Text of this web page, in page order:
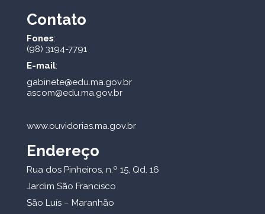
Contato
Fones:
(98) 3194-7791
E-mail:
gabinete@edu.ma.gov.br
ascom@edu.ma.gov.br
www.ouvidorias.ma.gov.br
Endereço
Rua dos Pinheiros, n.º 15, Qd. 16
Jardim São Francisco
São Luís – Maranhão